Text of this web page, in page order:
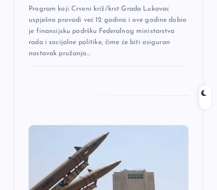
Program koji Crveni križ/krst Grada Lukavac
uspješno provodi već 12 godina i ove godine dobio
je finansijsku podršku Federalnog ministarstva
rada i socijalne politike, čime će biti osiguran
nastavak pružanja…